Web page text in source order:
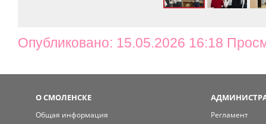
Опубликовано: 15.05.2026 16:18
О СМОЛЕНСКЕ
Общая информация
Регламент